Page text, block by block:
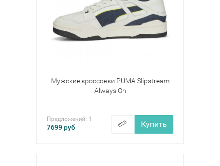
Мужские кроссовки PUMA Slipstream
Always On
Предложений: 1
7699руб Купить